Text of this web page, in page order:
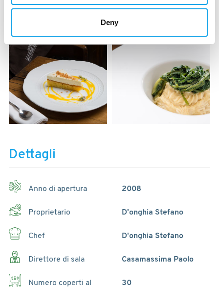
Deny
Dettagli
Anno di apertura 2008
Proprietario D'onghia Stefano
Chef D'onghia Stefano
Direttore di sala Casamassima Paolo
Numero coperti al
30